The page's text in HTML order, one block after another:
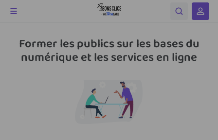
Former les publics sur les bases du
numérique et les services en ligne